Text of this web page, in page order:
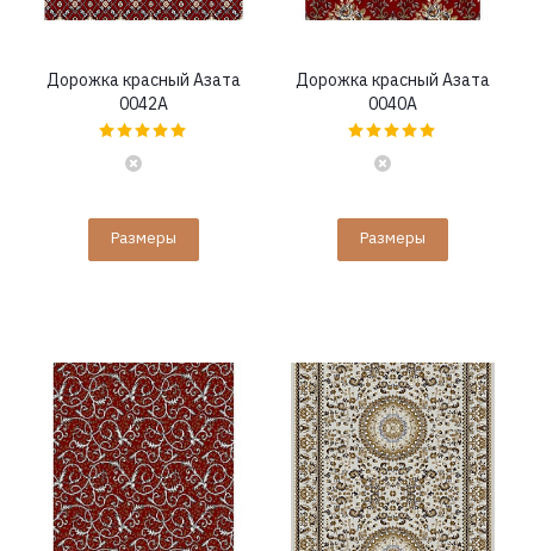
Дорожка красный Азата
0042A
Размеры
Дорожка красный Азата
0040A
Размеры